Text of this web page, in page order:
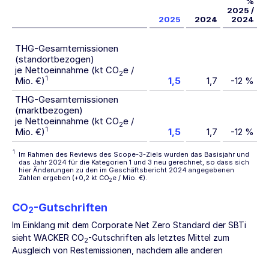
2025 2024
2025 /
2024
THG-Gesamtemissionen
(standortbezogen)
je Nettoeinnahme (kt CO2e /
Mio. €) 1 1,5 1,7
-12 %
THG-Gesamtemissionen
(marktbezogen)
je Nettoeinnahme (kt CO2e /
Mio. €) 1 1,5 1,7 -12 %
1
Im Rahmen des Reviews des Scope-3-Ziels wurden das Basisjahr und
das Jahr 2024 für die Kategorien 1 und 3 neu gerechnet, so dass sich
hier Änderungen zu den im Geschäftsbericht 2024 angegebenen
Zahlen ergeben (+0,2 kt CO2 e / Mio. €).
CO2-Gutschriften
Im Einklang mit dem Corporate Net Zero Standard der SBTi
sieht WACKER CO2-Gutschriften als letztes Mittel zum
Ausgleich von Restemissionen, nachdem alle anderen